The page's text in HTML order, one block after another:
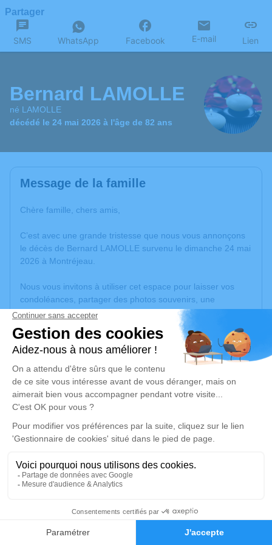
Faire-part Hommages
Partager
SMS WhatsApp Facebook E-mail Lien
Bernard LAMOLLE
né LAMOLLE
décédé le 24 mai 2026 à l'âge de 82 ans
Message de la famille
Chère famille, chers amis,
C’est avec une grande tristesse que nous vous annonçons
le décès de Bernard LAMOLLE survenu le dimanche 24 mai
2026 à Montréjeau.
Nous vous invitons à utiliser cet espace pour laisser vos
condoléances, partager des photos souvenirs, une
anecdote ou exprimer vos pensées à travers des poèmes
ou des textes. Cet endroit est un lieu d'expression dédié à
honorer la mémoire de Bernard LAMOLLE.
Un service de plantation d’arbre hommage estdisponible
vendredi 29 mai 2026 à 10h00
Église Saint-Jean-Baptiste de Montréjeau
6 Rue du Général Pelleport